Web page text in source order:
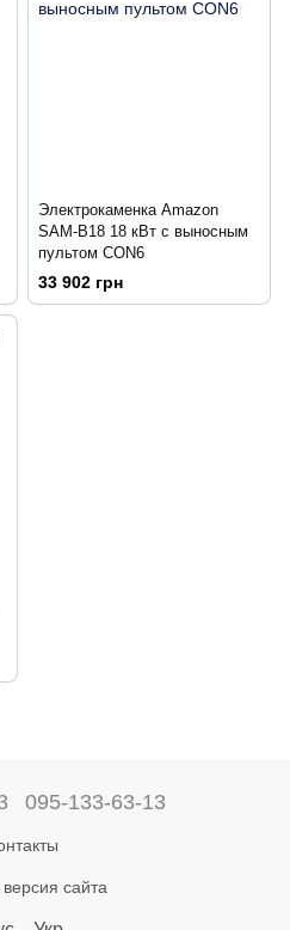
Электрокаменка Amazon
SAM-B18 18 кВт с выносным
пультом CON6
33 902 грн
095-133-63-13
сайта